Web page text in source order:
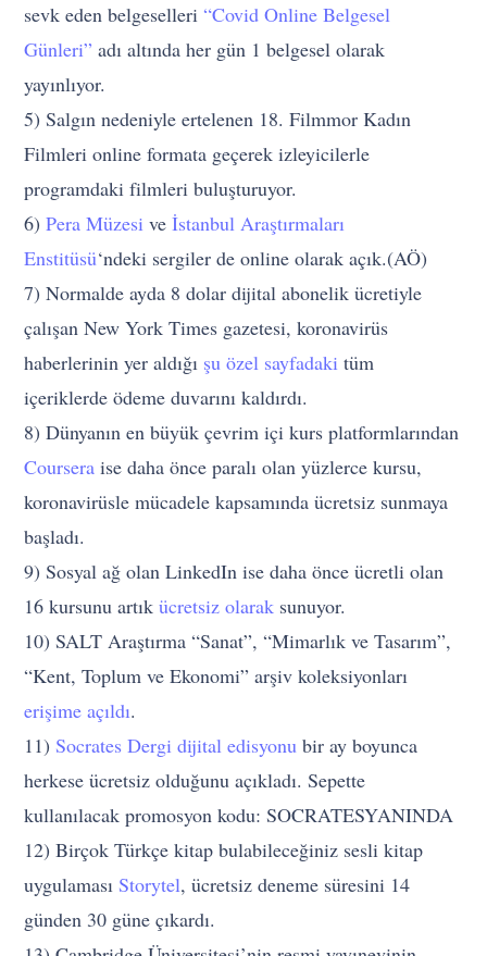
sevk eden belgeselleri“Covid Online Belgesel
Günleri” adı altında her gün 1 belgesel olarak
yayınlıyor.
5) Salgın nedeniyle ertelenen 18. Filmmor Kadın
Filmleri online formata geçerek izleyicilerle
programdaki filmleri buluşturuyor.
6)Pera Müzesi veİstanbul Araştırmaları
Enstitüsü‘ndeki sergiler de online olarak açık.(AÖ)
7) Normalde ayda 8 dolar dijital abonelik ücretiyle
çalışan New York Times gazetesi, koronavirüs
haberlerinin yer aldığı şu özel sayfadaki tüm
içeriklerde ödeme duvarını kaldırdı.
8) Dünyanın en büyük çevrim içi kurs platformlarından
Coursera ise daha önce paralı olan yüzlerce kursu,
koronavirüsle mücadele kapsamında ücretsiz sunmaya
başladı.
9) Sosyal ağ olan LinkedIn ise daha önce ücretli olan
16 kursunu artıkücretsiz olarak sunuyor.
10) SALT Araştırma “Sanat”, “Mimarlık ve Tasarım”,
“Kent, Toplum ve Ekonomi” arşiv koleksiyonları
erişime açıldı.
11) Socrates Dergi dijital edisyonu bir ay boyunca
herkese ücretsiz olduğunu açıkladı. Sepette
kullanılacak promosyon kodu: SOCRATESYANINDA
12) Birçok Türkçe kitap bulabileceğiniz sesli kitap
uygulaması Storytel, ücretsiz deneme süresini 14
günden 30 güne çıkardı.